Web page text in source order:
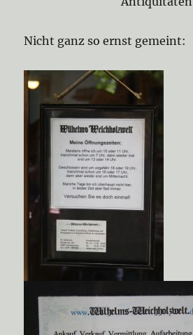
Nicht ganz so ernst gemeint: